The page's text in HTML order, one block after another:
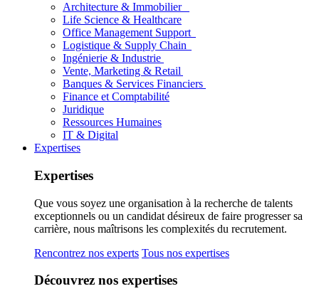
Architecture & Immobilier
Life Science & Healthcare
Office Management Support
Logistique & Supply Chain
Ingénierie & Industrie
Vente, Marketing & Retail
Banques & Services Financiers
Finance et Comptabilité
Juridique
Ressources Humaines
IT & Digital
Expertises
Expertises
Que vous soyez une organisation à la recherche de talents
exceptionnels ou un candidat désireux de faire progresser sa
carrière, nous maîtrisons les complexités du recrutement.
Rencontrez nos experts Tous nos expertises
Découvrez nos expertises